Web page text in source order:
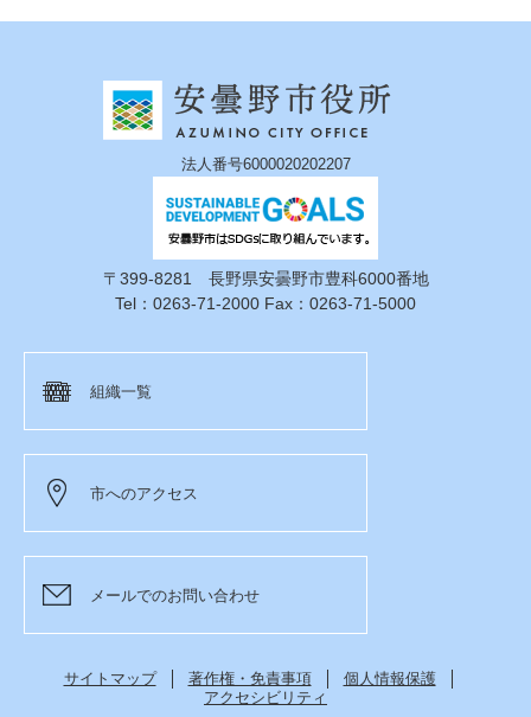
法人番号6000020202207
〒399-8281 長野県安曇野市豊科6000番地
Tel：0263-71-2000 Fax：0263-71-5000
組織一覧
市へのアクセス
メールでのお問い合わせ
サイトマップ 著作権・免責事項
個人情報保護
アクセシビリティ